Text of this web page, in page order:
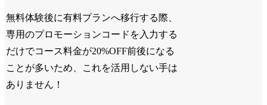
無料体験後に有料プランへ移行する際、
専用のプロモーションコードを入力する
だけでコース料金が20%OFF前後になる
ことが多いため、これを活用しない手は
ありません！